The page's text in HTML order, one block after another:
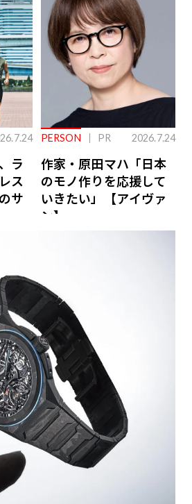
ラ
ス
サ
PERSON PR 2026.7.24
作家・原田マハ「日本
のモノ作りを応援して
いきたい」【アイヴァ
ン】